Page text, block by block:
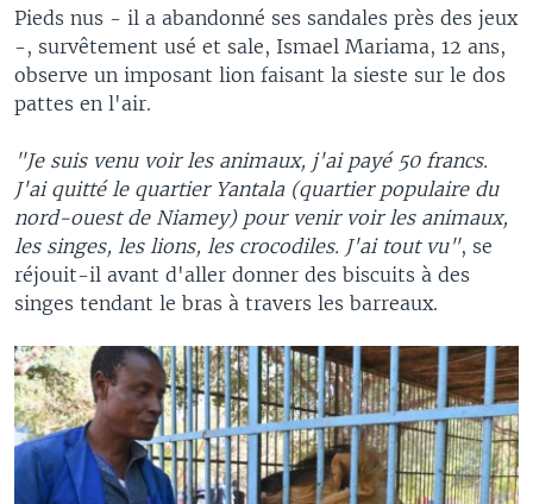
Pieds nus - il a abandonné ses sandales près des jeux
-, survêtement usé et sale, Ismael Mariama, 12 ans,
observe un imposant lion faisant la sieste sur le dos
pattes en l'air.
"Je suis venu voir les animaux, j'ai payé 50 francs.
J'ai quitté le quartier Yantala (quartier populaire du
nord-ouest de Niamey) pour venir voir les animaux,
les singes, les lions, les crocodiles. J'ai tout vu", se
réjouit-il avant d'aller donner des biscuits à des
singes tendant le bras à travers les barreaux.